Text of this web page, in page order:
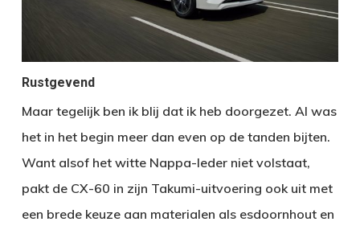
Rustgevend
Maar tegelijk ben ik blij dat ik heb doorgezet. Al was
het in het begin meer dan even op de tanden bijten.
Want alsof het witte Nappa-leder niet volstaat,
pakt de CX-60 in zijn Takumi-uitvoering ook uit met
een brede keuze aan materialen als esdoornhout en